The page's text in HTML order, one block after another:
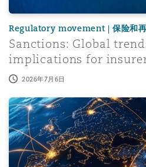
Regulatory movement | 保险和
Sanctions: Global
implications for
2026年7月6日
Podcast: Geopolitics meets